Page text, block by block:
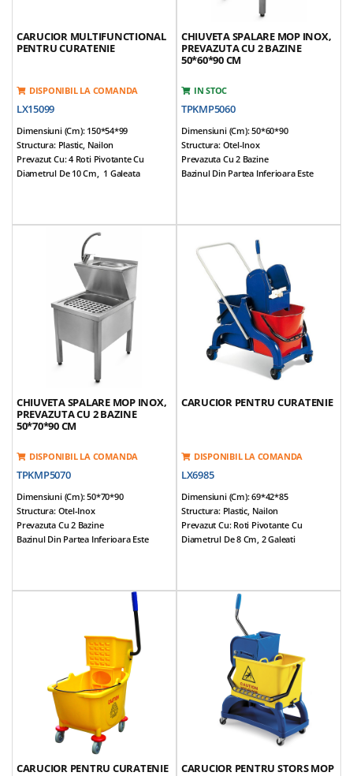
CARUCIOR MULTIFUNCTIONAL
PENTRU CURATENIE
DISPONIBIL LA COMANDA
LX15099
Dimensiuni (cm): 150*54*99
Structura: Plastic, Nailon
Prevazut Cu: 4 Roti Pivotante Cu
Diametrul De 10 Cm, 1 Galeata
CHIUVETA SPALARE MOP INOX,
PREVAZUTA CU 2 BAZINE
50*60*90 CM
IN STOC
TPKMP5060
Dimensiuni (cm): 50*60*90
Structura: Otel-Inox
Prevazuta Cu 2 Bazine
Bazinul Din Partea Inferioara Este
Bateria Se Monteaza Langa Bazinul
Superior Si Poate Fi Utilizata Ptr
Ambele Bazine
Greutate: 16 Kg
CHIUVETA SPALARE MOP INOX,
PREVAZUTA CU 2 BAZINE
50*70*90 CM
DISPONIBIL LA COMANDA
TPKMP5070
Dimensiuni (cm): 50*70*90
Structura: Otel-Inox
Prevazuta Cu 2 Bazine
Bazinul Din Partea Inferioara Este
Prevazuta Cu Inaltator De Perete
Bateria Se Monteaza Langa Bazinul
Superior Si Poate Fi Utilizata Ptr
CARUCIOR PENTRU CURATENIE
DISPONIBIL LA COMANDA
LX6985
Dimensiuni (cm): 69*42*85
Structura: Plastic, Nailon
Prevazut Cu: Roti Pivotante Cu
Diametrul De 8 Cm, 2 Galeati
CARUCIOR PENTRU CURATENIE CARUCIOR PENTRU STORS MOP